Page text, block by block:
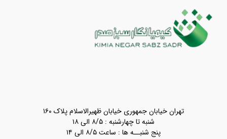
تهران خیابان جمهوری خیابان ظهیرالاسلام پلاک ۱۶۰
شنبه تا چهارشنبه : ۸/۵ الی ۱۸
پنج شنبــه ها : ساعت ۸/۵ الی ۱۴